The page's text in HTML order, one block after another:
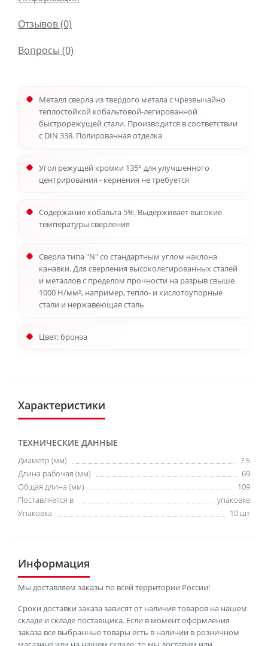
Отзывов (0)
Вопросы (0)
Металл сверла из твердого метала с чрезвычайно
теплостойкой кобальтовой-легированной
быстрорежущей стали. Производится в соответствии
с DIN 338. Полированная отделка
Угол режущей кромки 135° для улучшенного
центрирования - кернения не требуется
Содержание кобальта 5%. Выдерживает высокие
температуры сверления
Сверла типа "N" со стандартным углом наклона
канавки. Для сверления высоколегированных сталей
и металлов с пределом прочности на разрыв свыше
1000 Н/мм², например, тепло- и кислотоупорные
стали и нержавеющая сталь
Цвет: бронза
Характеристики
ТЕХНИЧЕСКИЕ ДАННЫЕ
Диаметр (мм)
7.5
Длина рабочая (мм)
69
Общая длина (мм)
109
Поставляется в
упаковке
Упаковка
10 шт
Информация
Мы доставляем заказы по всей территории России!
Сроки доставки заказа зависят от наличия товаров на нашем
складе и складе поставщика. Если в момент оформления
заказа все выбранные товары есть в наличии в розничном